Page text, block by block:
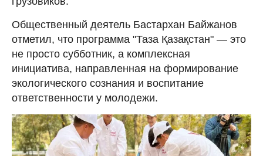
Общественный деятель Бастархан Байжанов
отметил, что программа "Таза Қазақстан" — это
не просто субботник, а комплексная
инициатива, направленная на формирование
экологического сознания и воспитание
ответственности у молодежи.